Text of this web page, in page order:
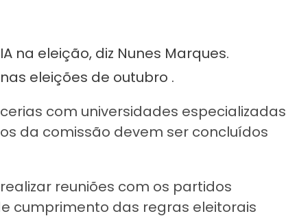
na eleição, diz Nunes Marques.
eleições de outubro .
com universidades especializadas
da comissão devem ser concluídos
reuniões com os partidos
cumprimento das regras eleitorais